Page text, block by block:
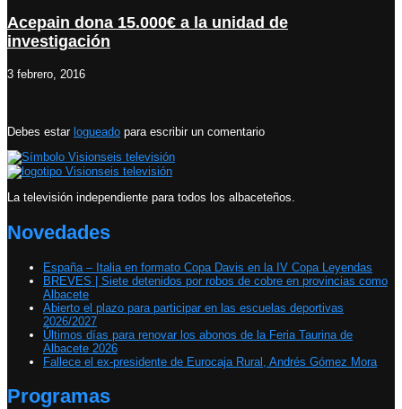
Acepain dona 15.000€ a la unidad de
investigación
3 febrero, 2016
Debes estar logueado para escribir un comentario
La televisión independiente para todos los albaceteños.
Novedades
España – Italia en formato Copa Davis en la IV Copa Leyendas
BREVES | Siete detenidos por robos de cobre en provincias como
Albacete
Abierto el plazo para participar en las escuelas deportivas
2026/2027
Últimos días para renovar los abonos de la Feria Taurina de
Albacete 2026
Fallece el ex-presidente de Eurocaja Rural, Andrés Gómez Mora
Programas